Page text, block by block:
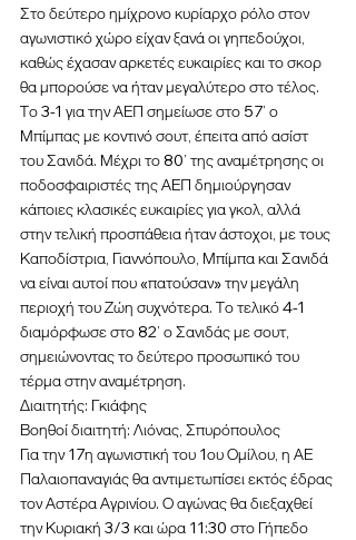
Στο δεύτερο ημίχρονο κυρίαρχο ρόλο στον
αγωνιστικό χώρο είχαν ξανά οι γηπεδούχοι,
καθώς έχασαν αρκετές ευκαιρίες και το σκορ
θα μπορούσε να ήταν μεγαλύτερο στο τέλος.
Το 3-1 για την ΑΕΠ σημείωσε στο 57’ ο
Μπίμπας με κοντινό σουτ, έπειτα από ασίστ
του Σανιδά. Μέχρι το 80’ της αναμέτρησης οι
ποδοσφαιριστές της ΑΕΠ δημιούργησαν
κάποιες κλασικές ευκαιρίες για γκολ, αλλά
στην τελική προσπάθεια ήταν άστοχοι, με τους
Καποδίστρια, Γιαννόπουλο, Μπίμπα και Σανιδά
να είναι αυτοί που «πατούσαν» την μεγάλη
περιοχή του Ζώη συχνότερα. Το τελικό 4-1
διαμόρφωσε στο 82’ ο Σανιδάς με σουτ,
σημειώνοντας το δεύτερο προσωπικό του
τέρμα στην αναμέτρηση.
Διαιτητής: Γκιάφης
Βοηθοί διαιτητή: Λιόνας, Σπυρόπουλος
Για την 17η αγωνιστική του 1ου Ομίλου, η ΑΕ
Παλαιοπαναγιάς θα αντιμετωπίσει εκτός έδρας
τον Αστέρα Αγρινίου. Ο αγώνας θα διεξαχθεί
την Κυριακή 3/3 και ώρα 11:30 στο Γήπεδο